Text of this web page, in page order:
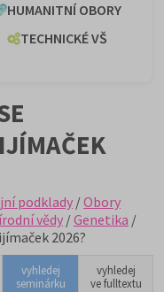
HUMANITNÍ OBORY
TECHNICKÉ VŠ
podklady /Obory
vědy/Genetika /
2026?
vyhledej
seminárku
vyhledej
ve fulltextu